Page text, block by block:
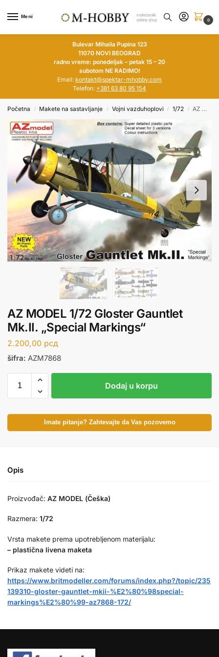
Meni
0
Bulevar Mihaila Pupina 123
11070 NOVI BEOGRAD
radno vreme: ponedeljak – petak 15 – 20
subotom NE RADIMO!
Email: kontakt@spektar-mhobby.com
Telefon: +381 63 80 95 154
Početna / Makete na sastavljanje / Vojni vazduhoplovi / 1/72 / AZ MODEL 1/72 Gloster Gauntlet Mk.II. „Special Markings“
AZ MODEL 1/72 Gloster Gauntlet
Mk.II. „Special Markings“
2.200,00 рсд
šifra: AZM7868
Dodaj u korpu
Imate pitanje? Zahtevajte da Vas pozovemo
Opis
Proizvođač: AZ MODEL (Češka)
Razmera: 1/72
Vrsta makete prema upotrebljenom materijalu:
– plastična livena maketa
Prikaz makete videti na:
https://www.britmodeller.com/forums/index.php?/topic/235
139310-gloster-gauntlet-mkii-%E2%80%98special-
markings%E2%80%99-az7868-172/